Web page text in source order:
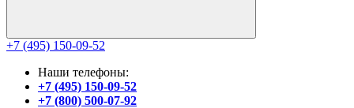
+7 (495) 150-09-52
Наши телефоны:
+7 (495) 150-09-52
+7 (800) 500-07-92